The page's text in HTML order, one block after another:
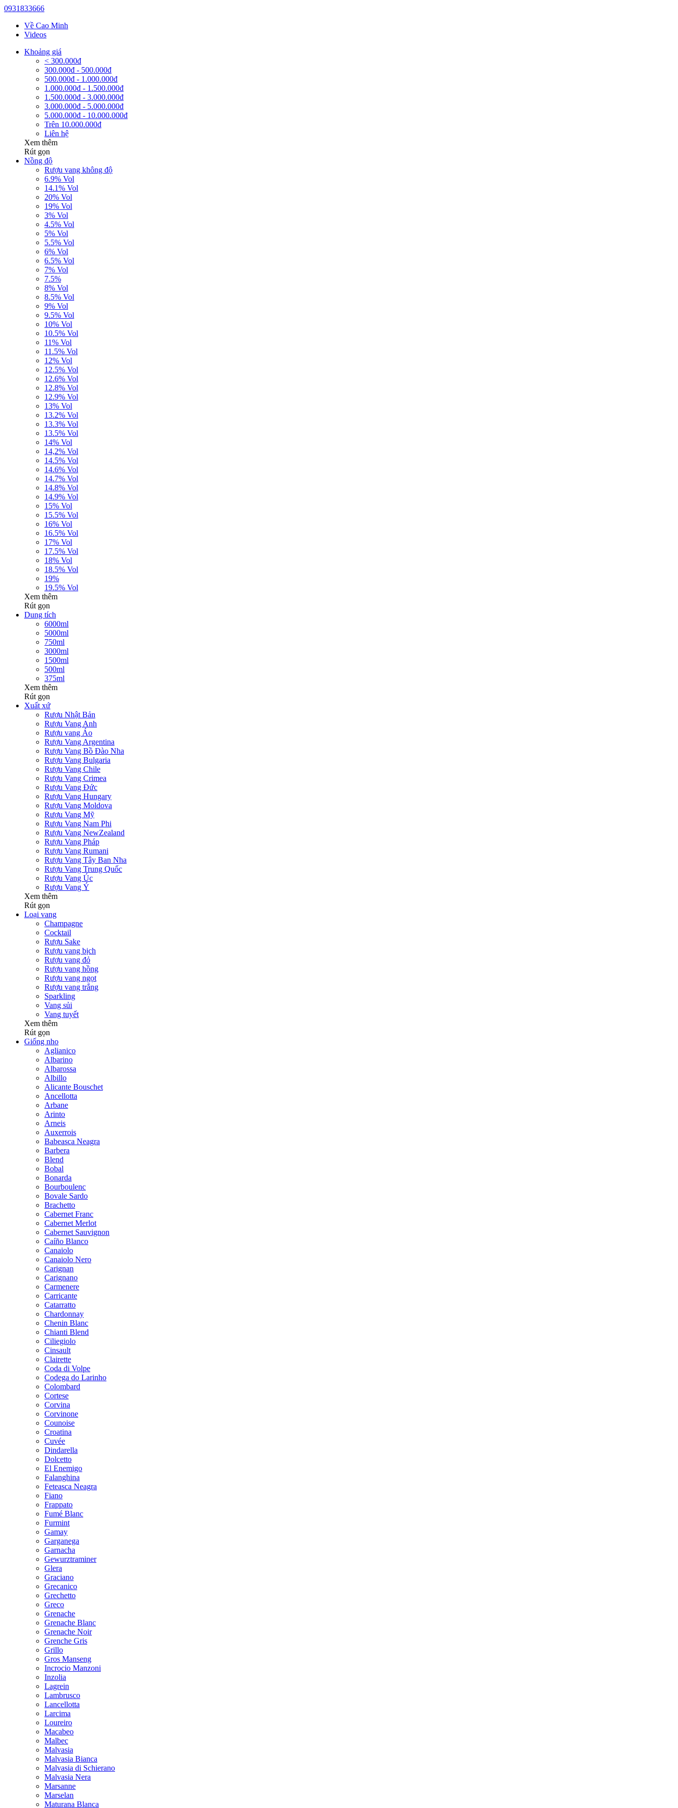
0931833666
Về Cao Minh
Videos
Khoảng giá
< 300.000đ
300.000đ - 500.000đ
500.000đ - 1.000.000đ
1.000.000đ - 1.500.000đ
1.500.000đ - 3.000.000đ
3.000.000đ - 5.000.000đ
5.000.000đ - 10.000.000đ
Trên 10.000.000đ
Liên hệ
Xem thêm
Rút gọn
Nồng độ
Rượu vang không độ
6.9% Vol
14.1% Vol
20% Vol
19% Vol
3% Vol
4.5% Vol
5% Vol
5.5% Vol
6% Vol
6.5% Vol
7% Vol
7.5%
8% Vol
8.5% Vol
9% Vol
9.5% Vol
10% Vol
10.5% Vol
11% Vol
11.5% Vol
12% Vol
12.5% Vol
12.6% Vol
12.8% Vol
12.9% Vol
13% Vol
13.2% Vol
13.3% Vol
13.5% Vol
14% Vol
14,2% Vol
14.5% Vol
14.6% Vol
14.7% Vol
14.8% Vol
14.9% Vol
15% Vol
15.5% Vol
16% Vol
16.5% Vol
17% Vol
17.5% Vol
18% Vol
18.5% Vol
19%
19.5% Vol
Xem thêm
Rút gọn
Dung tích
6000ml
5000ml
750ml
3000ml
1500ml
500ml
375ml
Xem thêm
Rút gọn
Xuất xứ
Rượu Nhật Bản
Rượu Vang Anh
Rượu vang Áo
Rượu Vang Argentina
Rượu Vang Bồ Đào Nha
Rượu Vang Bulgaria
Rượu Vang Chile
Rượu Vang Crimea
Rượu Vang Đức
Rượu Vang Hungary
Rượu Vang Moldova
Rượu Vang Mỹ
Rượu Vang Nam Phi
Rượu Vang NewZealand
Rượu Vang Pháp
Rượu Vang Rumani
Rượu Vang Tây Ban Nha
Rượu Vang Trung Quốc
Rượu Vang Úc
Rượu Vang Ý
Xem thêm
Rút gọn
Loại vang
Champagne
Cocktail
Rượu Sake
Rượu vang bịch
Rượu vang đỏ
Rượu vang hồng
Rượu vang ngọt
Rượu vang trắng
Sparkling
Vang sủi
Vang tuyết
Xem thêm
Rút gọn
Giống nho
Aglianico
Albarino
Albarossa
Albillo
Alicante Bouschet
Ancellotta
Arbane
Arinto
Arneis
Auxerrois
Babeasca Neagra
Barbera
Blend
Bobal
Bonarda
Bourboulenc
Bovale Sardo
Brachetto
Cabernet Franc
Cabernet Merlot
Cabernet Sauvignon
Caíño Blanco
Canaiolo
Canaiolo Nero
Carignan
Carignano
Carmenere
Carricante
Catarratto
Chardonnay
Chenin Blanc
Chianti Blend
Ciliegiolo
Cinsault
Clairette
Coda di Volpe
Codega do Larinho
Colombard
Cortese
Corvina
Corvinone
Counoise
Croatina
Cuvée
Dindarella
Dolcetto
El Enemigo
Falanghina
Feteasca Neagra
Fiano
Frappato
Fumé Blanc
Furmint
Gamay
Garganega
Garnacha
Gewurztraminer
Glera
Graciano
Grecanico
Grechetto
Greco
Grenache
Grenache Blanc
Grenache Noir
Grenche Gris
Grillo
Gros Manseng
Incrocio Manzoni
Inzolia
Lagrein
Lambrusco
Lancellotta
Larcima
Loureiro
Macabeo
Malbec
Malvasia
Malvasia Bianca
Malvasia di Schierano
Malvasia Nera
Marsanne
Marselan
Maturana Blanca